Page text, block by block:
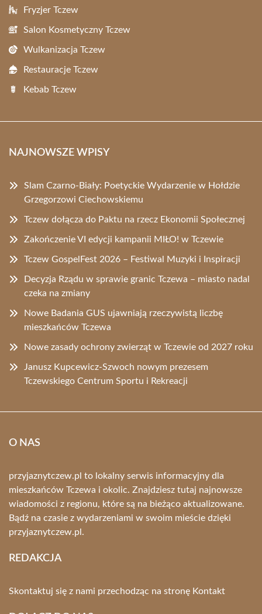
Fryzjer Tczew
Salon Kosmetyczny Tczew
Wulkanizacja Tczew
Restauracje Tczew
Kebab Tczew
NAJNOWSZE WPISY
Slam Czarno-Biały: Poetyckie Wydarzenie w Hołdzie
Grzegorzowi Ciechowskiemu
Tczew dołącza do Paktu na rzecz Ekonomii Społecznej
Zakończenie VI edycji kampanii MIŁO! w Tczewie
Tczew GospelFest 2026 – Festiwal Muzyki i Inspiracji
Decyzja Rządu w sprawie granic Tczewa – miasto nadal
czeka na zmiany
Nowe Badania GUS ujawniają rzeczywistą liczbę
mieszkańców Tczewa
Nowe zasady ochrony zwierząt w Tczewie od 2027 roku
Janusz Kupcewicz-Szwoch nowym prezesem
Tczewskiego Centrum Sportu i Rekreacji
O NAS
przyjaznytczew.pl to lokalny serwis informacyjny dla
mieszkańców Tczewa i okolic. Znajdziesz tutaj najnowsze
wiadomości z regionu, które są na bieżąco aktualizowane.
Bądź na czasie z wydarzeniami w swoim mieście dzięki
przyjaznytczew.pl.
REDAKCJA
Skontaktuj się z nami przechodząc na stronę Kontakt